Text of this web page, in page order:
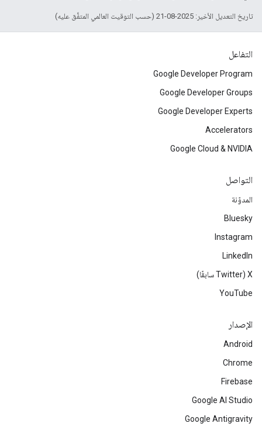
تاريخ التعديل الأخير: 2025-08-21 (حسب التوقيت العالمي المتفَّق عليه)
التفاعل
Google Developer Program
Google Developer Groups
Google Developer Experts
Accelerators
Google Cloud & NVIDIA
التواصل
المدوّنة
Bluesky
Instagram
LinkedIn
‫X ‏(Twitter سابقًا)
YouTube
الإصدار
Android
Chrome
Firebase
Google AI Studio
Google Antigravity